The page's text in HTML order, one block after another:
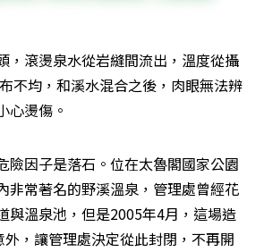
，滾燙泉水從岩縫間流出，溫度從攝
不均，和溪水混合之後，肉眼無法辨
心燙傷。
險因子是落石。位在太魯閣國家公園
非常著名的野溪溫泉，管理處曾經花
與溫泉池，但是2005年4月，這場造
，讓管理處決定從此封閉，不再開